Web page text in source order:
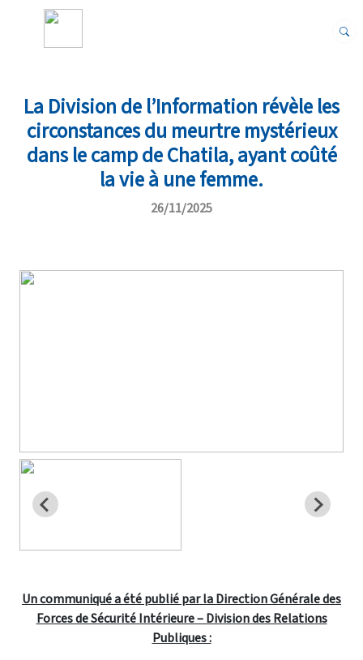
La Division de l’Information révèle les
circonstances du meurtre mystérieux
dans le camp de Chatila, ayant coûté
la vie à une femme.
26/11/2025
Un communiqué a été publié par la Direction Générale des
Forces de Sécurité Intérieure – Division des Relations
Publiques :